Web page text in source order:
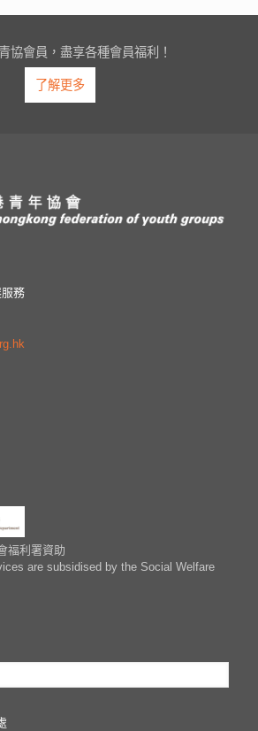
協會員，盡享各種會員福利！
了解更多
務
福利署資助
are subsidised by the Social Welfare